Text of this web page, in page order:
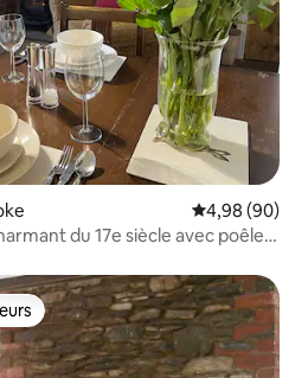
Évaluation
4,98 (90)
du 17e siècle avec poêle à
les plus appréciés